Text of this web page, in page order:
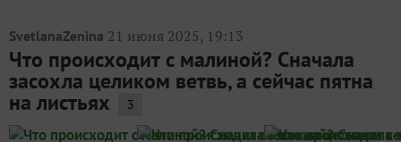
SvetlanaZenina 21 июня 2025, 19:13
Что происходит с малиной? Сначала
засохла целиком ветвь, а сейчас пятна
на листьях 3